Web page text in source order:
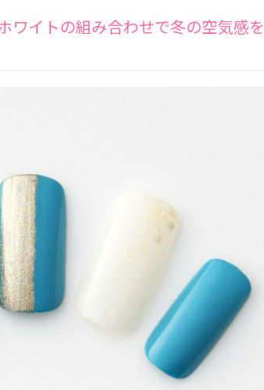
イトの組み合わせで冬の空気感を